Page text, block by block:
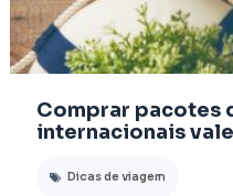
Comprar pacotes
internacionais
Dicas de viagem